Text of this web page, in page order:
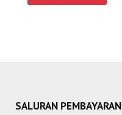
SALURAN PEMBAYARAN